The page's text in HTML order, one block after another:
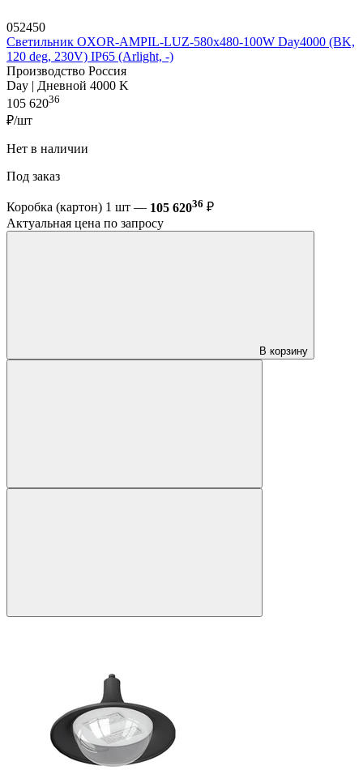
052450
Светильник OXOR-AMPIL-LUZ-580х480-100W Day4000 (BK,
120 deg, 230V) IP65 (Arlight, -)
Производство Россия
Day | Дневной 4000 K
105 62036
₽/шт
Нет в наличии
Под заказ
Коробка (картон) 1 шт — 105 62036 ₽
Актуальная цена по запросу
В корзину